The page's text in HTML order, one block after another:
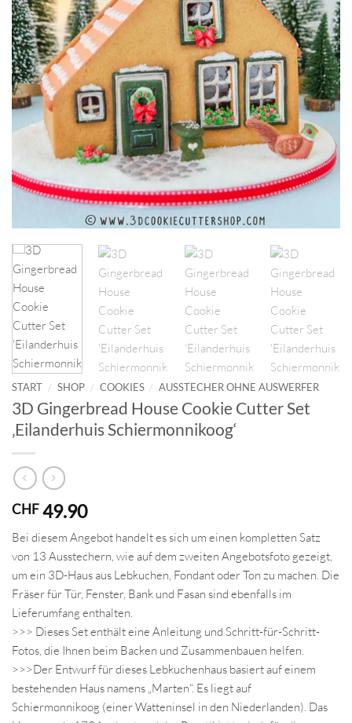
START / SHOP / COOKIES / AUSSTECHER OHNE AUSWERFER
3D Gingerbread House Cookie Cutter Set
‚Eilanderhuis Schiermonnikoog‘
CHF49.90
Bei diesem Angebot handelt es sich um einen kompletten Satz
von 13 Ausstechern, wie auf dem zweiten Angebotsfoto gezeigt,
um ein 3D-Haus aus Lebkuchen, Fondant oder Ton zu machen. Die
Fräser für Tür, Fenster, Bank und Fasan sind ebenfalls im
Lieferumfang enthalten.
>>> Dieses Set enthält eine Anleitung und Schritt-für-Schritt-
Fotos, die Ihnen beim Backen und Zusammenbauen helfen.
>>>Der Entwurf für dieses Lebkuchenhaus basiert auf einem
bestehenden Haus namens „Marten“. Es liegt auf
Schiermonnikoog (einer Watteninsel in den Niederlanden). Das